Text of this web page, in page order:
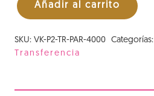
Pago
TR
Añadir al carrito
SKU: VK-P2-TR-PAR-4000 Categorías:
Transferencia